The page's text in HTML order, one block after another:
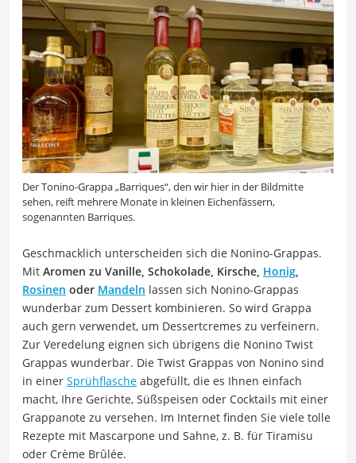
Der Tonino-Grappa „Barriques“, den wir hier in der Bildmitte
sehen, reift mehrere Monate in kleinen Eichenfässern,
sogenannten Barriques.
Geschmacklich unterscheiden sich die Nonino-Grappas.
Mit Aromen zu Vanille, Schokolade, Kirsche, Honig,
Rosinen oder Mandeln lassen sich Nonino-Grappas
wunderbar zum Dessert kombinieren. So wird Grappa
auch gern verwendet, um Dessertcremes zu verfeinern.
Zur Veredelung eignen sich übrigens die Nonino Twist
Grappas wunderbar. Die Twist Grappas von Nonino sind
in einer Sprühflasche abgefüllt, die es Ihnen einfach
macht, Ihre Gerichte, Süßspeisen oder Cocktails mit einer
Grappanote zu versehen. Im Internet finden Sie viele tolle
Rezepte mit Mascarpone und Sahne, z. B. für Tiramisu
oder Crème Brûlée.